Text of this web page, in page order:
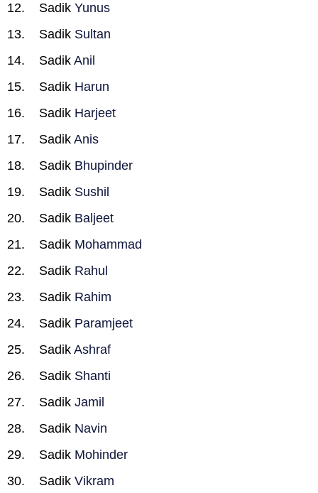
Sadik Yunus
Sadik Sultan
Sadik Anil
Sadik Harun
Sadik Harjeet
Sadik Anis
Sadik Bhupinder
Sadik Sushil
Sadik Baljeet
Sadik Mohammad
Sadik Rahul
Sadik Rahim
Sadik Paramjeet
Sadik Ashraf
Sadik Shanti
Sadik Jamil
Sadik Navin
Sadik Mohinder
Sadik Vikram